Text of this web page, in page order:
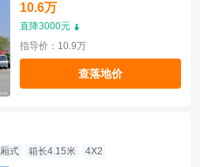
10.6万
直降3000元
指导价：10.9万
查落地价
厢式 箱长4.15米 4X2